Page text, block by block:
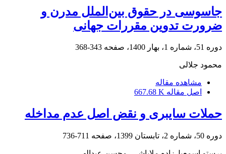
جاسوسی در حقوق بین‌الملل مدرن و
ضرورت تدوین مقررات جهانی
دوره 51، شماره 1، بهار 1400، صفحه 343-368
محمود جلالی
مشاهده مقاله
اصل مقاله 667.68 K
حملات سایبری و نقض اصل عدم مداخله
دوره 50، شماره 2، تابستان 1399، صفحه 711-736